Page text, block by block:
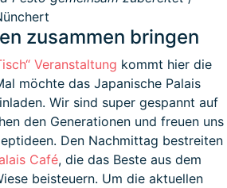
zusammen bringen
Veranstaltung kommt hier die
möchte das Japanische Palais
Wir sind super gespannt auf
den Generationen und freuen uns
Den Nachmittag bestreiten
Café, die das Beste aus dem
beisteuern. Um die aktuellen